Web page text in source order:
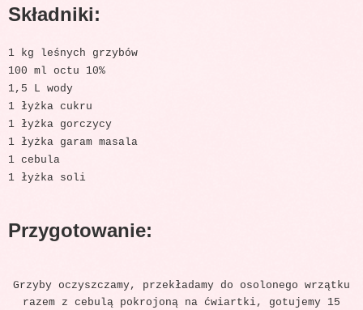
Składniki:
1 kg leśnych grzybów
100 ml octu 10%
1,5 L wody
1 łyżka cukru
1 łyżka gorczycy
1 łyżka garam masala
1 cebula
1 łyżka soli
Przygotowanie:
Grzyby oczyszczamy, przekładamy do osolonego wrzątku
razem z cebulą pokrojoną na ćwiartki, gotujemy 15